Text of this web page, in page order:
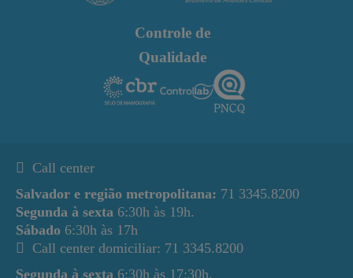
Controle de
Qualidade
Call center
Salvador e região metropolitana: 71 3345.8200
Segunda à sexta 6:30h às 19h.
Sábado 6:30h às 17h
Call center domiciliar: 71 3345.8200
Segunda à sexta 6:30h às 17:30h.